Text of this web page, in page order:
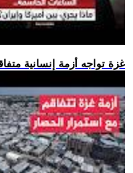
.. غزة تواجه أزمة إنسانية متفاقمة رغم مرور